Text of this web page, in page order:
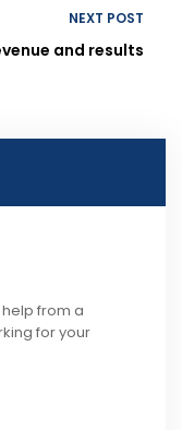
NEXT POST
and results
from a
for your